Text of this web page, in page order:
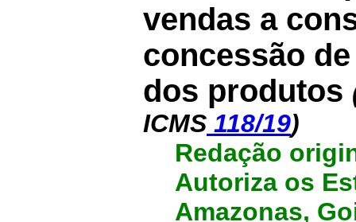
vendas a
concessão
dos produtos
ICMS 118/19)
Redação
Autoriza os
Amazonas,